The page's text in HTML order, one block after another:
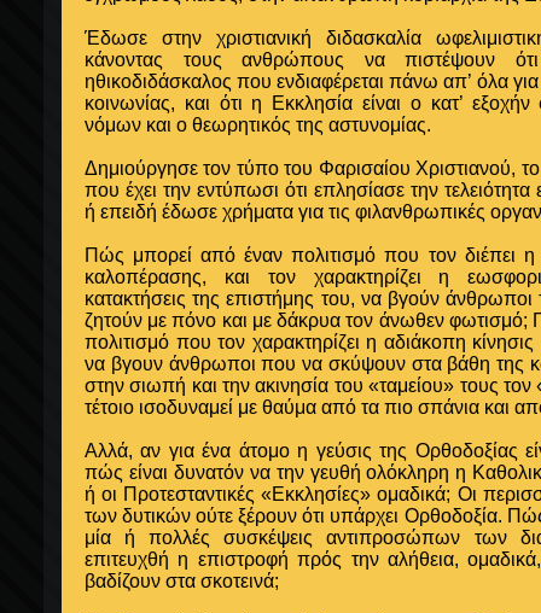
Έδωσε στην χριστιανική διδασκαλία
κάνοντας τους ανθρώπους να πιστέψουν
ηθικοδιδάσκαλος που ενδιαφέρεται πάνω απ’ όλα
κοινωνίας, και ότι η Εκκλησία είναι ο κατ’
νόμων και ο θεωρητικός της αστυνομίας.
Δημιούργησε τον τύπο του Φαρισαίου Χριστιανού,
που έχει την εντύπωσι ότι επλησίασε την
ή επειδή έδωσε χρήματα για τις φιλανθρωπικές
Πώς μπορεί από έναν πολιτισμό που τον διέπει η
καλοπέρασης, και τον χαρακτηρίζει η
κατακτήσεις της επιστήμης του, να βγούν
ζητούν με πόνο και με δάκρυα τον άνωθεν φωτισμό;
πολιτισμό που τον χαρακτηρίζει η αδιάκοπη
να βγουν άνθρωποι που να σκύψουν στα βάθη της
στην σιωπή και την ακινησία του «ταμείου» τους
τέτοιο ισοδυναμεί με θαύμα από τα πιο σπάνια και
Αλλά, αν για ένα άτομο η γεύσις της Ορθοδοξίας
πώς είναι δυνατόν να την γευθή ολόκληρη η
ή οι Προτεσταντικές «Εκκλησίες» ομαδικά; Οι
των δυτικών ούτε ξέρουν ότι υπάρχει Ορθοδοξία.
μία ή πολλές συσκέψεις αντιπροσώπων των
επιτευχθή η επιστροφή πρός την αλήθεια,
βαδίζουν στα σκοτεινά;